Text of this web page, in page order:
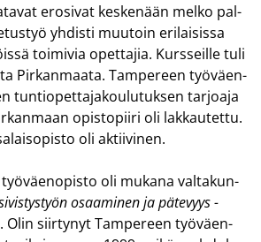
ero­si­vat kes­ke­nään melko pal­
yh­dis­ti muu­toin eri­lai­sis­sa
toi­mi­via opet­ta­jia. Kurs­seil­le tuli
Pir­kan­maa­ta. Tam­pe­reen työ­väen­
tun­tio­pet­ta­ja­kou­lu­tuk­sen tar­joa­ja
opis­to­pii­ri oli lak­kau­tet­tu.
oli ak­tii­vi­nen.
työ­väen­opis­to oli mu­ka­na val­ta­kun­
osaa­mi­nen ja pä­te­vyys -​
Olin siir­ty­nyt Tam­pe­reen työ­väen­